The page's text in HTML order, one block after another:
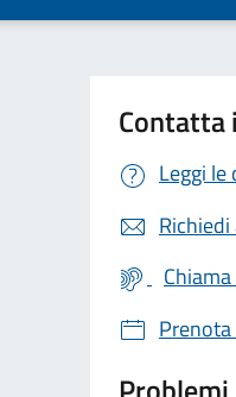
Contatta
Leggi